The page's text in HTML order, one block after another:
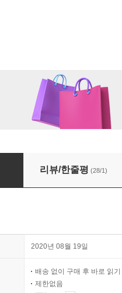
리뷰/한줄평 (28/1)
2020년 08월 19일
배송 없이 구매 후 바로 읽기
제한없음